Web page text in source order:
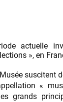
actuelle
», en
suscitent
«
grands